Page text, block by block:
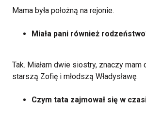
Mama była położną na rejonie.
Miała pani również
Tak. Miałam dwie siostry, znaczy mam
starszą Zofię i młodszą Władysławę.
Czym tata zajmował się w